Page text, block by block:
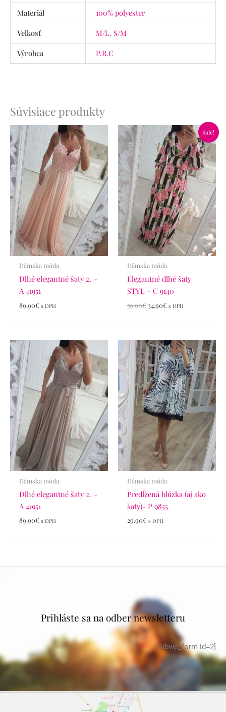
Materiál
100% polyester
Veľkosť
M/L, S/M
Výrobca
P.R.C
Súvisiace produkty
Dámska móda
Dlhé elegantné šaty 2. –
A 41951
89.90€ s DPH
Sale!
Dámska móda
Elegantné dlhé šaty
STYL – C 9140
59.90€
Pôvodná
bola:
59.90€.
34.90€
Aktuálna
cena
je:
34.90€.
s DPH
Dámska móda
Dlhé elegantné šaty 2. –
A 41951
89.90€ s DPH
Dámska móda
Predĺžená blúzka (aj ako
šaty)- P 9855
29.90€ s DPH
Prihláste sa na odber newsletteru
[sibwp_form id=2]